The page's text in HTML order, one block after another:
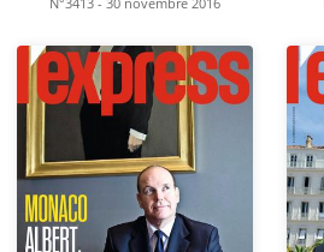
N°3413 - 30 novembre 2016